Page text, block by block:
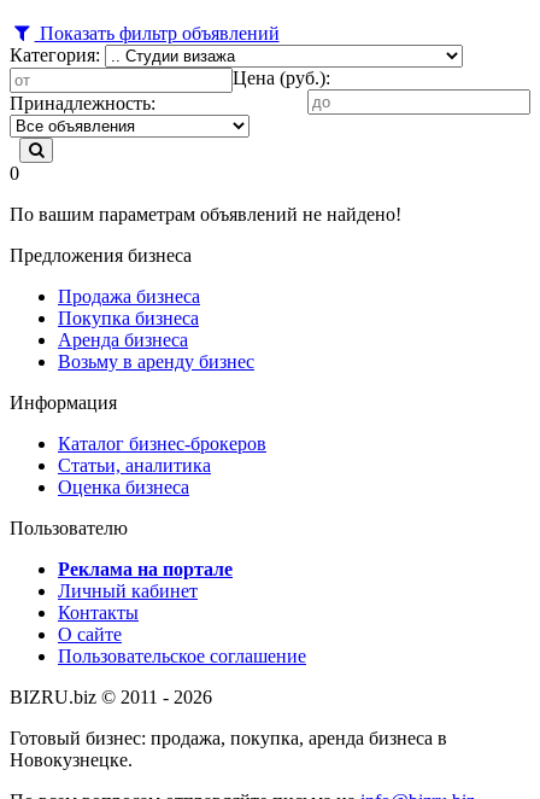
Показать фильтр объявлений
Категория:
Цена (руб.):
Принадлежность:
0
По вашим параметрам объявлений не найдено!
Предложения бизнеса
Продажа бизнеса
Покупка бизнеса
Аренда бизнеса
Возьму в аренду бизнес
Информация
Каталог бизнес-брокеров
Статьи, аналитика
Оценка бизнеса
Пользователю
Реклама на портале
Личный кабинет
Контакты
О сайте
Пользовательское соглашение
BIZRU.biz © 2011 - 2026
Готовый бизнес: продажа, покупка, аренда бизнеса в
Новокузнецке.